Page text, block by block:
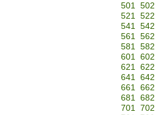
501 502
521 522
541 542
561 562
581 582
601 602
621 622
641 642
661 662
681 682
701 702